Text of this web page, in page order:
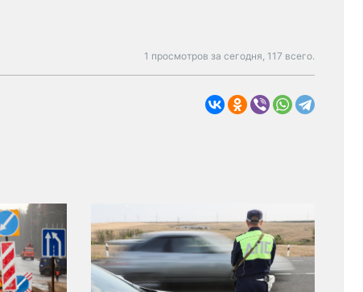
1 просмотров за сегодня, 117 всего.